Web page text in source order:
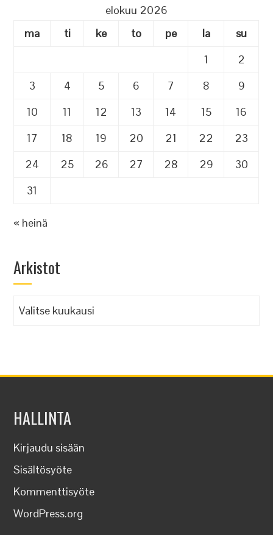
elokuu 2026
ma
ti ke to pe la
su
1
2
3
4 5 6 7 8
9
10
11 12 13 14 15
16
17
18 19 20 21 22
23
24
25 26 27 28 29
30
31
« heinä
Arkistot
Arkistot
HALLINTA
Kirjaudu sisään
Sisältösyöte
Kommenttisyöte
WordPress.org